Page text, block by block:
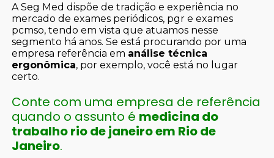
A Seg Med dispõe de tradição e experiência no
mercado de exames periódicos, pgr e exames
pcmso, tendo em vista que atuamos nesse
segmento há anos. Se está procurando por uma
empresa referência em análise técnica
ergonômica, por exemplo, você está no lugar
certo.
Conte com uma empresa de referência
quando o assunto é medicina do
trabalho rio de janeiro em Rio de
Janeiro.